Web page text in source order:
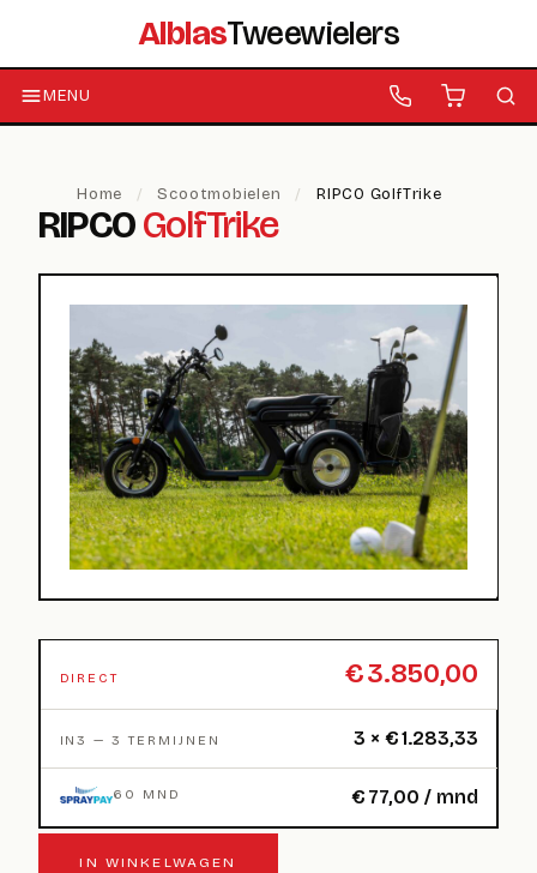
AlblasTweewielers
MENU
Home / Scootmobielen / RIPCO GolfTrike
RIPCOGolfTrike
DIRECT €3.850,00
IN3 — 3 TERMIJNEN 3 × €1.283,33
60 MND € 77,00 / mnd
IN WINKELWAGEN